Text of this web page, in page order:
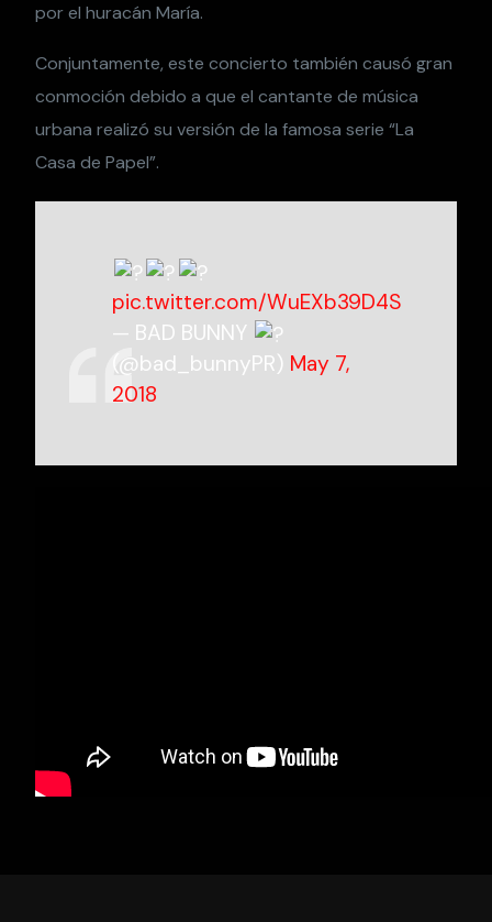
por el huracán María.
Conjuntamente, este concierto también causó gran
conmoción debido a que el cantante de música
urbana realizó su versión de la famosa serie “La
Casa de Papel”.
pic.twitter.com/WuEXb39D4S
— BAD BUNNY
(@bad_bunnyPR) May 7,
2018